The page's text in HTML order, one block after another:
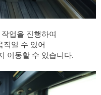
업을 진행하여
직일 수 있어
이동할 수 있습니다.